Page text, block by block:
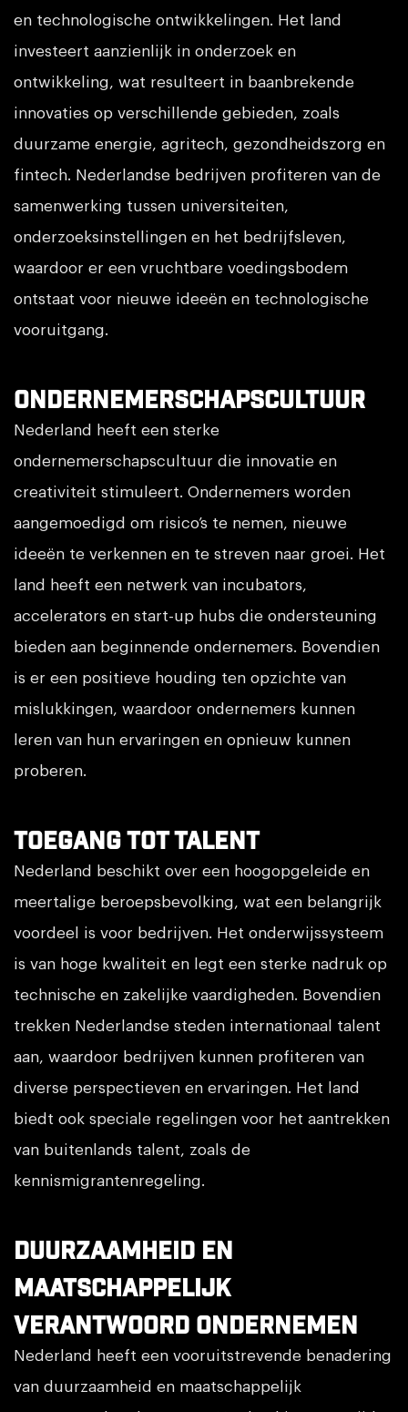
en technologische ontwikkelingen. Het land
investeert aanzienlijk in onderzoek en
ontwikkeling, wat resulteert in baanbrekende
innovaties op verschillende gebieden, zoals
duurzame energie, agritech, gezondheidszorg en
fintech. Nederlandse bedrijven profiteren van de
samenwerking tussen universiteiten,
onderzoeksinstellingen en het bedrijfsleven,
waardoor er een vruchtbare voedingsbodem
ontstaat voor nieuwe ideeën en technologische
vooruitgang.
Ondernemerschapscultuur
Nederland heeft een sterke
ondernemerschapscultuur die innovatie en
creativiteit stimuleert. Ondernemers worden
aangemoedigd om risico’s te nemen, nieuwe
ideeën te verkennen en te streven naar groei. Het
land heeft een netwerk van incubators,
accelerators en start-up hubs die ondersteuning
bieden aan beginnende ondernemers. Bovendien
is er een positieve houding ten opzichte van
mislukkingen, waardoor ondernemers kunnen
leren van hun ervaringen en opnieuw kunnen
proberen.
Toegang tot talent
Nederland beschikt over een hoogopgeleide en
meertalige beroepsbevolking, wat een belangrijk
voordeel is voor bedrijven. Het onderwijssysteem
is van hoge kwaliteit en legt een sterke nadruk op
technische en zakelijke vaardigheden. Bovendien
trekken Nederlandse steden internationaal talent
aan, waardoor bedrijven kunnen profiteren van
diverse perspectieven en ervaringen. Het land
biedt ook speciale regelingen voor het aantrekken
van buitenlands talent, zoals de
kennismigrantenregeling.
Duurzaamheid en
maatschappelijk
verantwoord ondernemen
Nederland heeft een vooruitstrevende benadering
van duurzaamheid en maatschappelijk